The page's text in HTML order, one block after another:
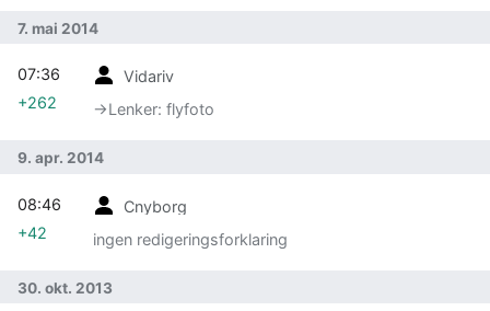
7. mai 2014
Vidariv
→‎Lenker: flyfoto
07:36
+262
9. apr. 2014
Cnyborg
ingen redigeringsforklaring
08:46
+42
30. okt. 2013